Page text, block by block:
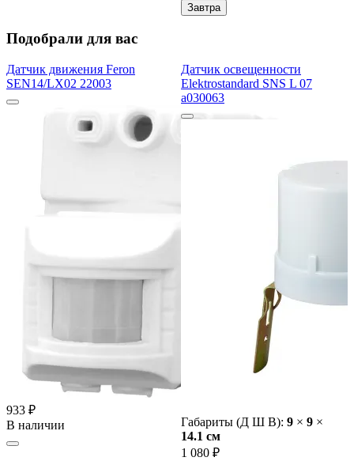
Завтра
Подобрали для вас
Датчик движения Feron
SEN14/LX02 22003
933 ₽
В наличии
Датчик освещенности
Elektrostandard SNS L 07
a030063
Габариты (Д Ш В): 9 × 9 ×
14.1 cм
1 080 ₽